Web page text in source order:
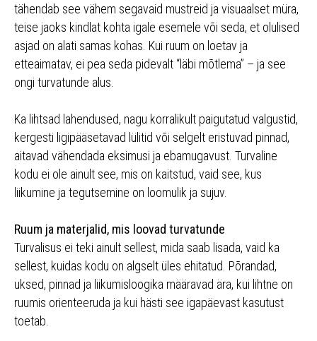
tähendab see vähem segavaid mustreid ja visuaalset müra,
teise jaoks kindlat kohta igale esemele või seda, et olulised
asjad on alati samas kohas. Kui ruum on loetav ja
etteaimatav, ei pea seda pidevalt “läbi mõtlema” – ja see
ongi turvatunde alus.
Ka lihtsad lahendused, nagu korralikult paigutatud valgustid,
kergesti ligipääsetavad lülitid või selgelt eristuvad pinnad,
aitavad vähendada eksimusi ja ebamugavust. Turvaline
kodu ei ole ainult see, mis on kaitstud, vaid see, kus
liikumine ja tegutsemine on loomulik ja sujuv.
Ruum ja materjalid, mis loovad turvatunde
Turvalisus ei teki ainult sellest, mida saab lisada, vaid ka
sellest, kuidas kodu on algselt üles ehitatud. Põrandad,
uksed, pinnad ja liikumisloogika määravad ära, kui lihtne on
ruumis orienteeruda ja kui hästi see igapäevast kasutust
toetab.